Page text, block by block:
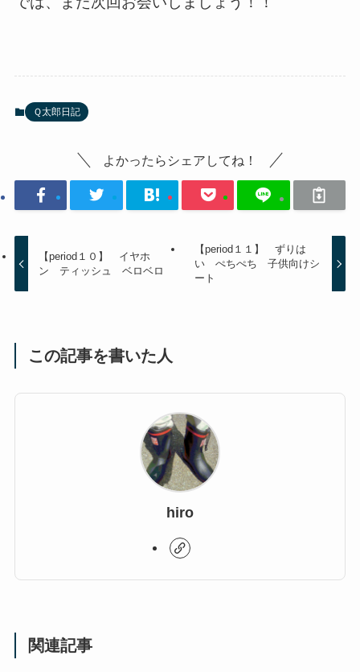
Ｑ太郎日記
よかったらシェアしてね！
【period１０】 イヤホ
ン ティッシュ ベロベロ
【period１１】 ずりは
い ぺちぺち 子供向けシ
ート
この記事を書いた人
hiro
関連記事